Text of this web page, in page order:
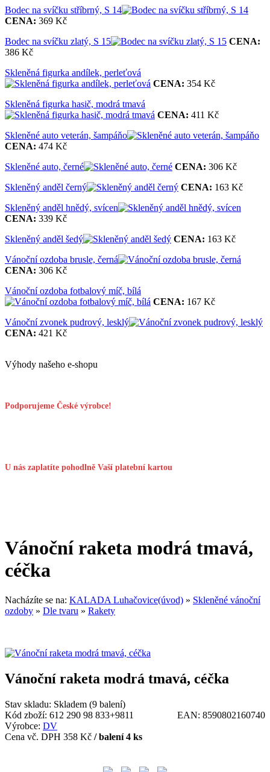
Bodec na svíčku stříbrný, S 14
CENA: 369 Kč
Bodec na svíčku zlatý, S 15
CENA:
386 Kč
Skleněná figurka andílek, perleťová
CENA: 354 Kč
Skleněná figurka hasič, modrá tmavá
CENA: 411 Kč
Skleněné auto veterán, šampáňo
CENA: 474 Kč
Skleněné auto, černé
CENA: 306 Kč
Skleněný anděl černý
CENA: 163 Kč
Skleněný anděl hnědý, svícen
CENA: 339 Kč
Skleněný anděl šedý
CENA: 163 Kč
Vánoční ozdoba brusle, černá
CENA: 306 Kč
Vánoční ozdoba fotbalový míč, bílá
CENA: 167 Kč
Vánoční zvonek pudrový, lesklý
CENA: 421 Kč
Výhody našeho e-shopu
Podporujeme České výrobce!
U nás zaplatíte pohodlně Vaší platební kartou
Vánoční raketa modrá tmavá,
céčka
Nacházíte se na: KALADA Luhačovice(úvod) » Skleněné vánoční
ozdoby » Dle tvaru » Rakety
Vánoční raketa modrá tmavá, céčka
Stav skladu: Skladem (9 balení)
Kód zboží: 612 290 98 833+9811 EAN: 8590802160740
Výrobce: DV
Cena vč. DPH 358 Kč / balení 4 ks